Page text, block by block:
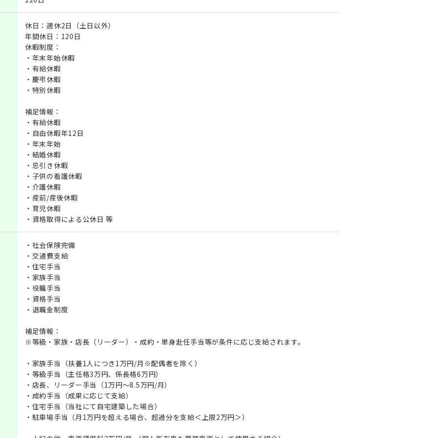
休日：週休2日（土日以外）
年間休日：120日
休暇制度：
・年末年始休暇
・有給休暇
・慶弔休暇
・特別休暇
補足情報：
・有給休暇
・自由休暇年12日
・年末年始
・結婚休暇
・忌引き休暇
・子供の看護休暇
・介護休暇
・産前/産後休暇
・育児休暇
・資格取得による公休日 等
・社会保険完備
・交通費支給
・住宅手当
・家族手当
・役職手当
・資格手当
・退職金制度
補足情報：
※等級・家族・店長（リーダー）・成約・単身赴任手当等が条件に応じ支給されます。
・家族手当（扶養1人につき1万円/月※配偶者を除く）
・等級手当（主任格3万円、係長格6万円）
・店長、リーダー手当（1万円～8.5万円/月）
・成約手当（成果に応じて支給）
・住宅手当（当社にて自宅建築した場合）
・駐車場手当（月1万円を超える場合、超過分を支給＜上限2万円＞）